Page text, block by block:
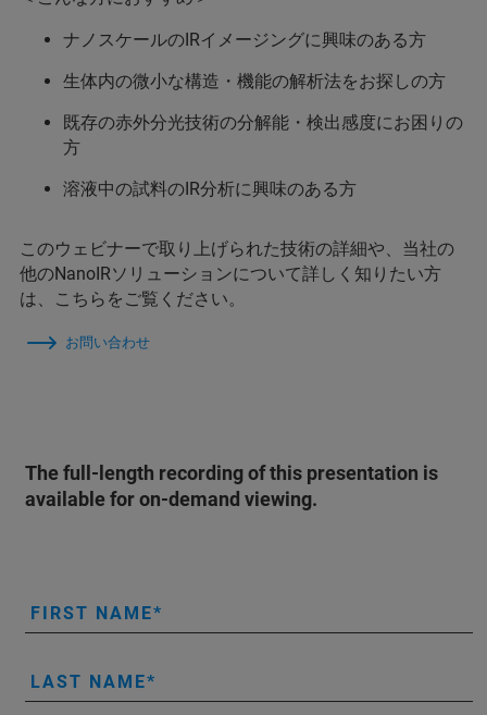
ナノスケールのIRイメージングに興味のある方
生体内の微小な構造・機能の解析法をお探しの方
既存の赤外分光技術の分解能・検出感度にお困りの
方
溶液中の試料のIR分析に興味のある方
このウェビナーで取り上げられた技術の詳細や、当社の
他のNanoIRソリューションについて詳しく知りたい方
は、こちらをご覧ください。
お問い合わせ
The full-length recording of this presentation is
available for on-demand viewing.
FIRST NAME
LAST NAME